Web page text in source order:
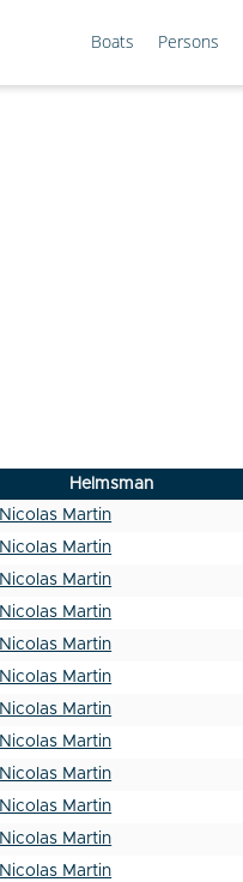
Boats Persons
Helmsman
Nicolas Martin
Nicolas Martin
Nicolas Martin
Nicolas Martin
Nicolas Martin
Nicolas Martin
Nicolas Martin
Nicolas Martin
Nicolas Martin
Nicolas Martin
Nicolas Martin
Nicolas Martin